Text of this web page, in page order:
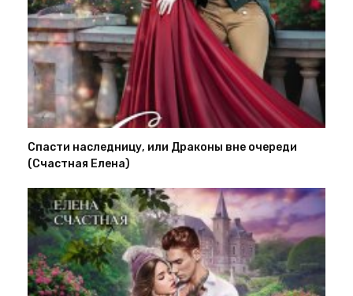
Спасти наследницу, или Драконы вне очереди
(Счастная Елена)